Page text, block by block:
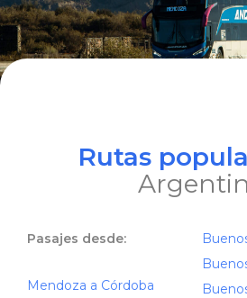
Rutas
Pasajes desde:
Mendoza a Córdoba